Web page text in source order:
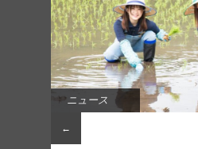
ニュース
←